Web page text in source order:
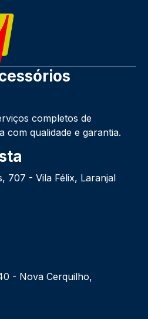
completos de
com qualidade e garantia.
707 - Vila Félix, Laranjal
- Nova Cerquilho,